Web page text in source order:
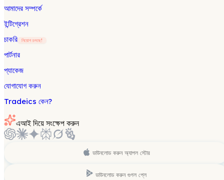
আমাদের সম্পর্কে
ইন্টিগ্রেশন
চাকরি
নিয়োগ চলছে!
পার্টনার
প্যাকেজ
যোগাযোগ করুন
Tradeics কেন?
এআই দিয়ে সংক্ষেপ করুন
ডাউনলোড করুন অ্যাপল স্টোর
ডাউনলোড করুন গুগল প্লে